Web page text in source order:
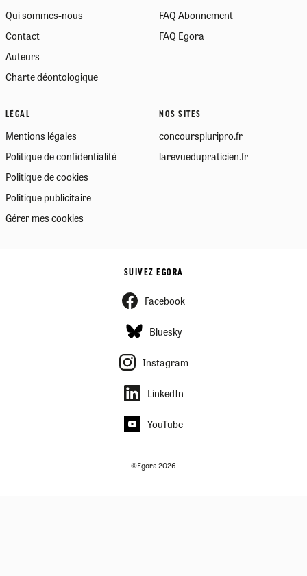
Qui sommes-nous
Contact
Auteurs
Charte déontologique
FAQ Abonnement
FAQ Egora
LÉGAL
Mentions légales
Politique de confidentialité
Politique de cookies
Politique publicitaire
Gérer mes cookies
NOS SITES
concourspluripro.fr
larevuedupraticien.fr
SUIVEZ EGORA
Facebook
Bluesky
Instagram
LinkedIn
YouTube
©Egora 2026